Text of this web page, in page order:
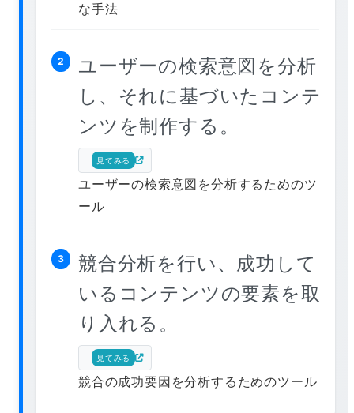
な手法
2
ユーザーの検索意図を分析
し、それに基づいたコンテ
ンツを制作する。
見てみる
ユーザーの検索意図を分析するためのツ
ール
3
競合分析を行い、成功して
いるコンテンツの要素を取
り入れる。
見てみる
競合の成功要因を分析するためのツール